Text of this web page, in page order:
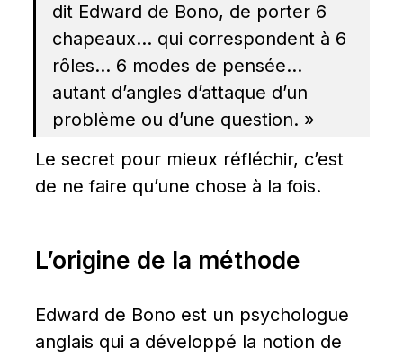
dit Edward de Bono, de porter 6
chapeaux… qui correspondent à 6
rôles… 6 modes de pensée…
autant d’angles d’attaque d’un
problème ou d’une question. »
Le secret pour mieux réfléchir, c’est
de ne faire qu’une chose à la fois.
L’origine de la méthode
Edward de Bono est un psychologue
anglais qui a développé la notion de